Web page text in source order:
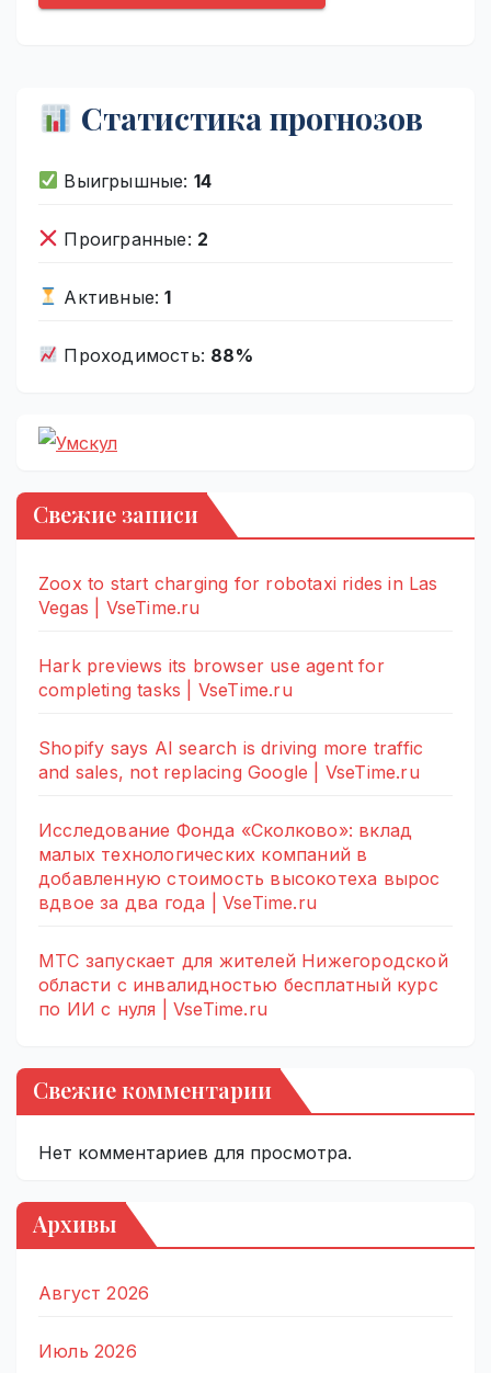
Статистика прогнозов
Выигрышные: 14
Проигранные: 2
Активные:1
Проходимость: 88%
Свежие записи
Zoox to start charging for robotaxi rides in Las
Vegas | VseTime.ru
Hark previews its browser use agent for
completing tasks | VseTime.ru
Shopify says AI search is driving more traffic
and sales, not replacing Google | VseTime.ru
Исследование Фонда «Сколково»: вклад
малых технологических компаний в
добавленную стоимость высокотеха вырос
вдвое за два года | VseTime.ru
МТС запускает для жителей Нижегородской
области с инвалидностью бесплатный курс
по ИИ с нуля | VseTime.ru
Свежие комментарии
Нет комментариев для просмотра.
Архивы
Август 2026
Июль 2026